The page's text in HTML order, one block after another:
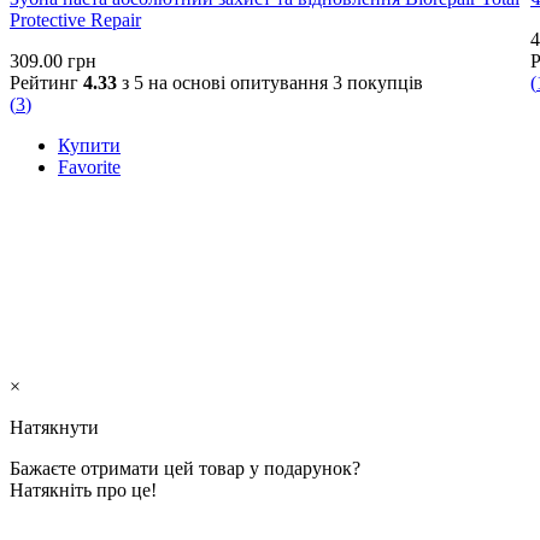
Protective Repair
309.00 грн
Рейтинг 4.33 з 5 на основі опитування 3 покупців
(3)
Купити
Favorite
(
×
Натякнути
Бажаєте отримати цей товар у подарунок?
Натякніть про це!